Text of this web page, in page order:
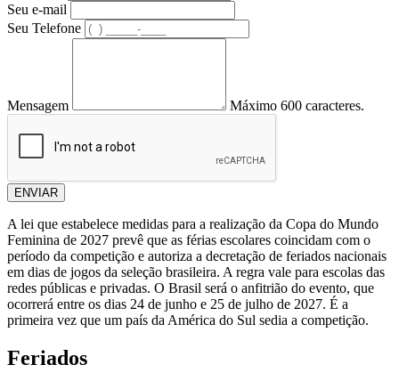
Seu e-mail
Seu Telefone
Mensagem Máximo 600 caracteres.
ENVIAR
A lei que estabelece medidas para a realização da Copa do Mundo
Feminina de 2027 prevê que as férias escolares coincidam com o
período da competição e autoriza a decretação de feriados nacionais
em dias de jogos da seleção brasileira. A regra vale para escolas das
redes públicas e privadas. O Brasil será o anfitrião do evento, que
ocorrerá entre os dias 24 de junho e 25 de julho de 2027. É a
primeira vez que um país da América do Sul sedia a competição.
Feriados